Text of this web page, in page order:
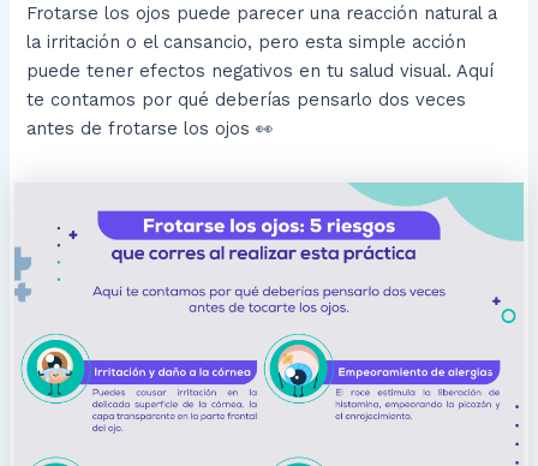
Frotarse los ojos puede parecer una reacción natural a
la irritación o el cansancio, pero esta simple acción
puede tener efectos negativos en tu salud visual. Aquí
te contamos por qué deberías pensarlo dos veces
antes de frotarse los ojos 👀